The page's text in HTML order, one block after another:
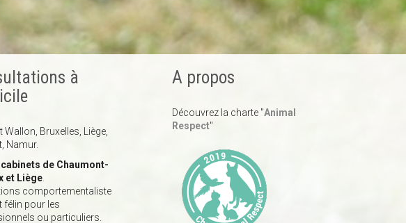
à
Wallon, Bruxelles, Liège,
Namur.
cabinets de Chaumont-
et Liège
comportementaliste
félin pour les
ou particuliers.
A propos
Découvrez la charte "Animal
Respect"